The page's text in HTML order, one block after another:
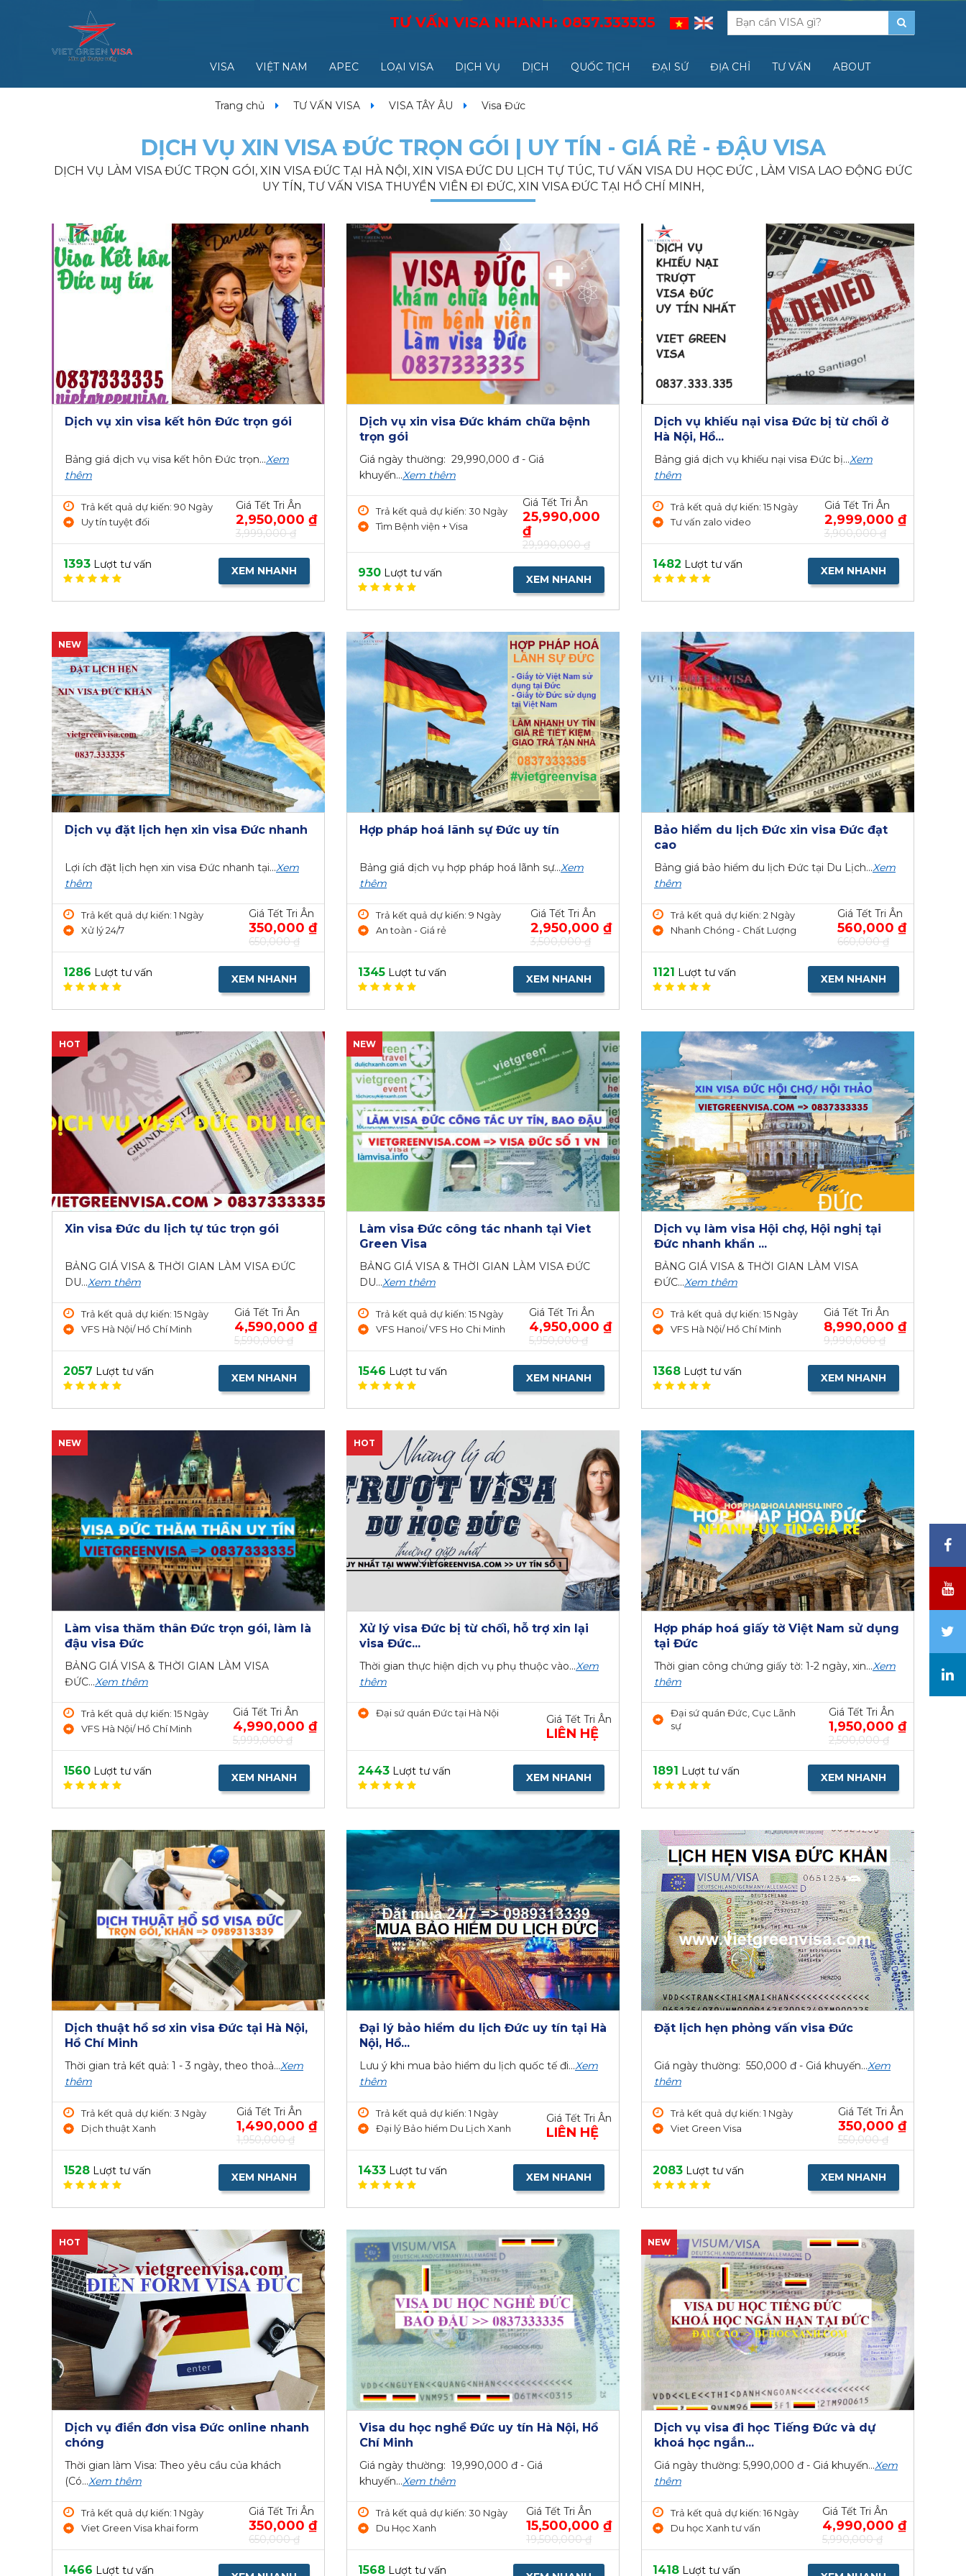
TƯ VẤN VISA NHANH: 0837.333335
VISA VIỆT NAM APEC LOẠI VISA DỊCH VỤ DỊCH QUỐC TỊCH ĐẠI SỨ ĐỊA CHỈ TƯ VẤN ABOUT
Trang chủ TƯ VẤN VISA VISA TÂY ÂU Visa Đức
DỊCH VỤ XIN VISA ĐỨC TRỌN GÓI | UY TÍN - GIÁ RẺ - ĐẬU VISA
DỊCH VỤ LÀM VISA ĐỨC TRỌN GÓI, XIN VISA ĐỨC TẠI HÀ NỘI, XIN VISA ĐỨC DU LỊCH TỰ TÚC, TƯ VẤN VISA DU HỌC ĐỨC , LÀM VISA LAO ĐỘNG ĐỨC
UY TÍN, TƯ VẤN VISA THUYỀN VIÊN ĐI ĐỨC, XIN VISA ĐỨC TẠI HỒ CHÍ MINH,
Dịch vụ xin visa kết hôn Đức trọn gói
Bảng giá dịch vụ visa kết hôn Đức trọn...Xem
thêm
Trả kết quả dự kiến: 90 Ngày
Uy tín tuyệt đối
Giá Tết Tri Ân
2,950,000 ₫
3,999,000 ₫
1393 Lượt tư vấn XEM NHANH
Dịch vụ xin visa Đức khám chữa bệnh
trọn gói
Giá ngày thường: 29,990,000 đ - Giá
khuyến...Xem thêm
Trả kết quả dự kiến: 30 Ngày
Tìm Bệnh viện + Visa
Giá Tết Tri Ân
25,990,000
₫
29,990,000 ₫
930Lượt tư vấn XEM NHANH
Dịch vụ khiếu nại visa Đức bị từ chối ở
Hà Nội, Hồ...
Bảng giá dịch vụ khiếu nại visa Đức bị...Xem
thêm
Trả kết quả dự kiến: 15 Ngày
Tư vấn zalo video
Giá Tết Tri Ân
2,999,000 ₫
3,900,000 ₫
1482 Lượt tư vấn XEM NHANH
NEW
Dịch vụ đặt lịch hẹn xin visa Đức nhanh
Lợi ích đặt lịch hẹn xin visa Đức nhanh tại...Xem
thêm
Trả kết quả dự kiến: 1 Ngày
Xử lý 24/7
Giá Tết Tri Ân
350,000 ₫
650,000 ₫
1286 Lượt tư vấn XEM NHANH
Hợp pháp hoá lãnh sự Đức uy tín
Bảng giá dịch vụ hợp pháp hoá lãnh sự...Xem
thêm
Trả kết quả dự kiến: 9 Ngày
An toàn - Giá rẻ
Giá Tết Tri Ân
2,950,000 ₫
3,500,000 ₫
1345Lượt tư vấn XEM NHANH
Bảo hiểm du lịch Đức xin visa Đức đạt
cao
Bảng giá bảo hiểm du lịch Đức tại Du Lịch...Xem
thêm
Trả kết quả dự kiến: 2 Ngày
Nhanh Chóng - Chất Lượng
Giá Tết Tri Ân
560,000 ₫
660,000 ₫
1121 Lượt tư vấn XEM NHANH
HOT
Xin visa Đức du lịch tự túc trọn gói
BẢNG GIÁ VISA & THỜI GIAN LÀM VISA ĐỨC
DU...Xem thêm
Trả kết quả dự kiến: 15 Ngày
VFS Hà Nội/ Hồ Chí Minh
Giá Tết Tri Ân
4,590,000 ₫
5,590,000 ₫
2057 Lượt tư vấn XEM NHANH
NEW
Làm visa Đức công tác nhanh tại Viet
Green Visa
BẢNG GIÁ VISA & THỜI GIAN LÀM VISA ĐỨC
DU...Xem thêm
Trả kết quả dự kiến: 15 Ngày
VFS Hanoi/ VFS Ho Chi Minh
Giá Tết Tri Ân
4,950,000 ₫
5,950,000 ₫
1546 Lượt tư vấn XEM NHANH
Dịch vụ làm visa Hội chợ, Hội nghị tại
Đức nhanh khẩn ...
BẢNG GIÁ VISA & THỜI GIAN LÀM VISA
ĐỨC...Xem thêm
Trả kết quả dự kiến: 15 Ngày
VFS Hà Nội/ Hồ Chí Minh
Giá Tết Tri Ân
8,990,000 ₫
9,990,000 ₫
1368Lượt tư vấn XEM NHANH
NEW
Làm visa thăm thân Đức trọn gói, làm là
đậu visa Đức
BẢNG GIÁ VISA & THỜI GIAN LÀM VISA
ĐỨC...Xem thêm
Trả kết quả dự kiến: 15 Ngày
VFS Hà Nội/ Hồ Chí Minh
Giá Tết Tri Ân
4,990,000 ₫
5,999,000 ₫
1560 Lượt tư vấn XEM NHANH
HOT
Xử lý visa Đức bị từ chối, hỗ trợ xin lại
visa Đức...
Thời gian thực hiện dịch vụ phụ thuộc vào...Xem
thêm
Đại sứ quán Đức tại Hà Nội Giá Tết Tri Ân
LIÊN HỆ
2443Lượt tư vấn XEM NHANH
Hợp pháp hoá giấy tờ Việt Nam sử dụng
tại Đức
Thời gian công chứng giấy tờ: 1-2 ngày, xin...Xem
thêm
Đại sứ quán Đức, Cục Lãnh
sự
Giá Tết Tri Ân
1,950,000 ₫
2,500,000 ₫
1891 Lượt tư vấn XEM NHANH
Dịch thuật hồ sơ xin visa Đức tại Hà Nội,
Hồ Chí Minh
Thời gian trả kết quả: 1 - 3 ngày, theo thoả...Xem
thêm
Trả kết quả dự kiến: 3 Ngày
Dịch thuật Xanh
Giá Tết Tri Ân
1,490,000 ₫
1,950,000 ₫
1528 Lượt tư vấn XEM NHANH
Đại lý bảo hiểm du lịch Đức uy tín tại Hà
Nội, Hồ...
Lưu ý khi mua bảo hiểm du lịch quốc tế đi...Xem
thêm
Trả kết quả dự kiến: 1 Ngày
Đại lý Bảo hiểm Du Lịch Xanh
Giá Tết Tri Ân
LIÊN HỆ
1433Lượt tư vấn XEM NHANH
Đặt lịch hẹn phỏng vấn visa Đức
Giá ngày thường: 550,000 đ - Giá khuyến...Xem
thêm
Trả kết quả dự kiến: 1 Ngày
Viet Green Visa
Giá Tết Tri Ân
350,000 ₫
550,000 ₫
2083Lượt tư vấn XEM NHANH
HOT
Dịch vụ điền đơn visa Đức online nhanh
chóng
Thời gian làm Visa: Theo yêu cầu của khách
(Có...Xem thêm
Trả kết quả dự kiến: 1 Ngày
Viet Green Visa khai form
Giá Tết Tri Ân
350,000 ₫
650,000 ₫
1466 Lượt tư vấn
Visa du học nghề Đức uy tín Hà Nội, Hồ
Chí Minh
Giá ngày thường: 19,990,000 đ - Giá
khuyến...Xem thêm
Trả kết quả dự kiến: 30 Ngày
Du Học Xanh
Giá Tết Tri Ân
15,500,000 ₫
19,500,000 ₫
1568Lượt tư vấn
NEW
Dịch vụ visa đi học Tiếng Đức và dự
khoá học ngắn...
Giá ngày thường: 5,990,000 đ - Giá khuyến...Xem
thêm
Trả kết quả dự kiến: 16 Ngày
Du học Xanh tư vấn
Giá Tết Tri Ân
4,990,000 ₫
5,990,000 ₫
1418Lượt tư vấn